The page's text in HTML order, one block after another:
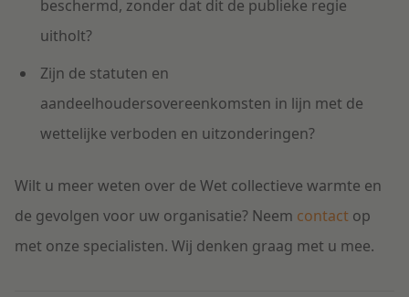
beschermd, zonder dat dit de publieke regie
uitholt?
Zijn de statuten en
aandeelhoudersovereenkomsten in lijn met de
wettelijke verboden en uitzonderingen?
Wilt u meer weten over de Wet collectieve warmte en
de gevolgen voor uw organisatie? Neem contact op
met onze specialisten. Wij denken graag met u mee.